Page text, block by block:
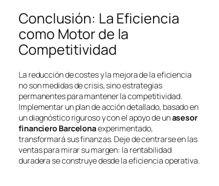
Conclusión: La Eficiencia
como Motor de la
Competitividad
La reducción de costes y la mejora de la eficiencia
no son medidas de crisis, sino estrategias
permanentes para mantener la competitividad.
Implementar un plan de acción detallado, basado en
un diagnóstico riguroso y con el apoyo de unasesor
financiero Barcelonaexperimentado,
transformará sus finanzas. Deje de centrarse en las
ventas para mirar su margen: la rentabilidad
duradera se construye desde la eficiencia operativa.